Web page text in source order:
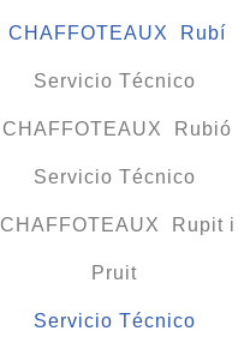
CHAFFOTEAUX Rubí
Servicio Técnico
CHAFFOTEAUX Rubió
Servicio Técnico
CHAFFOTEAUX Rupit i
Pruit
Servicio Técnico